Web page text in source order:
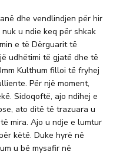
dhe vendlindjen për hir
u ndie keq për shkak
e të Dërguarit të
udhëtimi të gjatë dhe të
Kulthum filloi të fryhej
Për një moment,
Sidoqoftë, ajo ndihej e
ato ditë të trazuara u
mira. Ajo u ndje e lumtur
këtë. Duke hyrë në
u bë mysafir në